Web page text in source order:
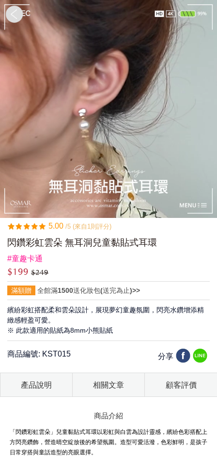
5.00 /5 (來自1則評分)
閃鑽彩虹雲朵 無耳洞兒童黏貼式耳環
#童趣卡通
$199 $249
滿額贈 全館滿1500送化妝包(送完為止)>>
繽紛彩虹搭配柔和雲朵設計，展現夢幻童趣氛圍，閃亮水鑽增添精
緻感輕盈可愛。
※ 此款適用的貼紙為8mm小熊貼紙
商品編號: KST015 分享
產品說明 相關文章 顧客評價
商品介紹
「閃鑽彩虹雲朵」兒童黏貼式耳環以彩虹與白雲為設計靈感，繽紛色彩搭配上
方閃亮鑽飾，營造晴空綻放後的希望氛圍。造型可愛活潑，色彩鮮明，是孩子
日常穿搭與童話造型的亮眼選擇。